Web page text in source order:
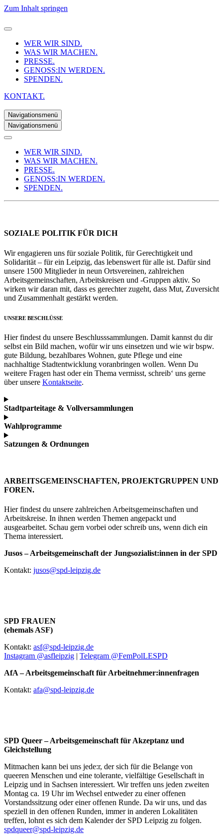
Zum Inhalt springen
WER WIR SIND.
WAS WIR MACHEN.
PRESSE.
GENOSS:IN WERDEN.
SPENDEN.
KONTAKT.
Navigationsmenü
Navigationsmenü
WER WIR SIND.
WAS WIR MACHEN.
PRESSE.
GENOSS:IN WERDEN.
SPENDEN.
SOZIALE POLITIK FÜR DICH
Wir engagieren uns für soziale Politik, für Gerechtigkeit und
Solidarität – für ein Leipzig, das lebenswert für alle ist. Dafür sind
unsere 1500 Mitglieder in neun Ortsvereinen, zahlreichen
Arbeitsgemeinschaften, Arbeitskreisen und -Gruppen aktiv. So
wirken wir daran mit, dass es gerechter zugeht, dass Mut, Zuversicht
und Zusammenhalt gestärkt werden.
UNSERE BESCHLÜSSE
Hier findest du unsere Beschlusssammlungen. Damit kannst du dir
selbst ein Bild machen, wofür wir uns einsetzen und wie wir bspw.
gute Bildung, bezahlbares Wohnen, gute Pflege und eine
nachhaltige Stadtentwicklung voranbringen wollen. Wenn Du
weitere Fragen hast oder ein Thema vermisst, schreib‘ uns gerne
über unsere Kontaktseite.
Stadtparteitage & Vollversammlungen
Wahlprogramme
Satzungen & Ordnungen
ARBEITSGEMEINSCHAFTEN, PROJEKTGRUPPEN UND
FOREN.
Hier findest du unsere zahlreichen Arbeitsgemeinschaften und
Arbeitskreise. In ihnen werden Themen angepackt und
ausgearbeitet. Schau gern vorbei oder schreib uns, wenn dich ein
Thema interessiert.
Jusos – Arbeitsgemeinschaft der Jungsozialist:innen in der SPD
Kontakt: jusos@spd-leipzig.de
SPD FRAUEN
(ehemals ASF)
Kontakt: asf@spd-leipzig.de
Instagram @asfleipzig | Telegram @FemPolLESPD
AfA – Arbeitsgemeinschaft für Arbeitnehmer:innenfragen
Kontakt: afa@spd-leipzig.de
SPD Queer – Arbeitsgemeinschaft für Akzeptanz und
Gleichstellung
Mitmachen kann bei uns jede:r, der sich für die Belange von
queeren Menschen und eine tolerante, vielfältige Gesellschaft in
Leipzig und in Sachsen interessiert. Wir treffen uns jeden zweiten
Montag ca. 19 Uhr im Wechsel entweder zu einer offenen
Vorstandssitzung oder einer offenen Runde. Da wir uns, und das
speziell in den offenen Runden, immer in anderen Lokalitäten
treffen, lohnt es sich dem Kalender der SPD Leipzig zu folgen.
spdqueer@spd-leipzig.de